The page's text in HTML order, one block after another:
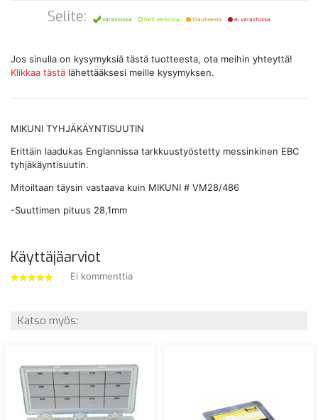
Selite: varastossa heti verkosta tilauksesta ei varastossa
Jos sinulla on kysymyksiä tästä tuotteesta, ota meihin yhteyttä!
Klikkaa tästä lähettääksesi meille kysymyksen.
MIKUNI TYHJÄKÄYNTISUUTIN
Erittäin laadukas Englannissa tarkkuustyöstetty messinkinen EBC
tyhjäkäyntisuutin.
Mitoiltaan täysin vastaava kuin MIKUNI # VM28/486
-Suuttimen pituus 28,1mm
Käyttäjäarviot
Ei kommenttia
Katso myös: